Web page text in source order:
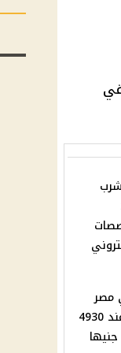
مصر
17-9-2025.. عيار 21 عند 4930